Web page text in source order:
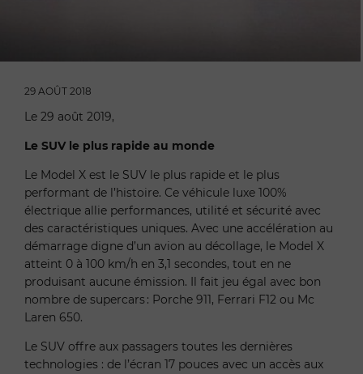
29 AOÛT 2018
Le 29 août 2019,
Le SUV le plus rapide au monde
Le Model X est le SUV le plus rapide et le plus
performant de l’histoire. Ce véhicule luxe 100%
électrique allie performances, utilité et sécurité avec
des caractéristiques uniques. Avec une accélération au
démarrage digne d’un avion au décollage, le Model X
atteint 0 à 100 km/h en 3,1 secondes, tout en ne
produisant aucune émission. Il fait jeu égal avec bon
nombre de supercars : Porche 911, Ferrari F12 ou Mc
Laren 650.
Le SUV offre aux passagers toutes les dernières
technologies : de l’écran 17 pouces avec un accès aux